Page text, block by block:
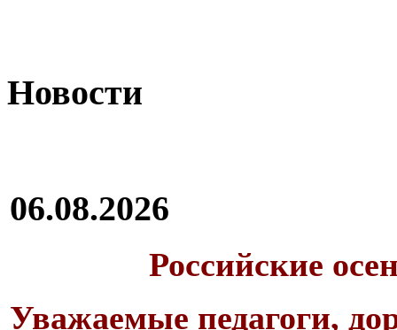
Новости
06.08.2026
Российские
Уважаемые педагоги,